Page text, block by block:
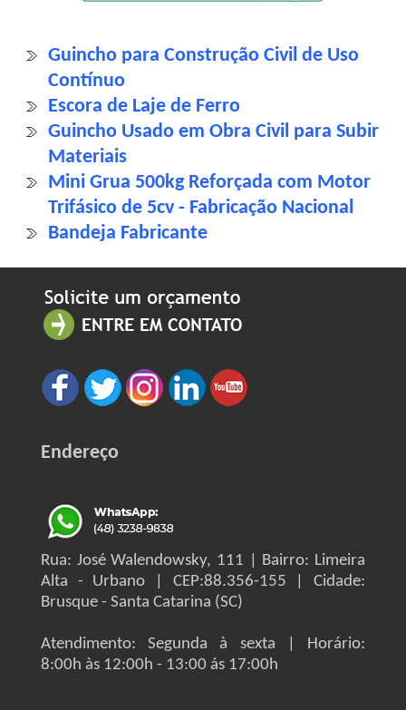
Guincho para Construção Civil de Uso
Contínuo
Escora de Laje de Ferro
Guincho Usado em Obra Civil para Subir
Materiais
Mini Grua 500kg Reforçada com Motor
Trifásico de 5cv - Fabricação Nacional
Bandeja Fabricante
Endereço
Rua: José Walendowsky, 111 | Bairro: Limeira
Alta - Urbano | CEP:88.356-155 | Cidade:
Brusque - Santa Catarina (SC)
Atendimento: Segunda à sexta | Horário:
8:00h às 12:00h - 13:00 ás 17:00h